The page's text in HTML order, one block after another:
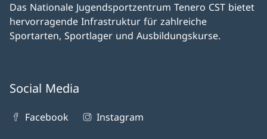
Das Nationale Jugendsportzentrum Tenero CST bietet
hervorragende Infrastruktur für zahlreiche
Sportarten, Sportlager und Ausbildungskurse.
Social Media
Facebook Instagram